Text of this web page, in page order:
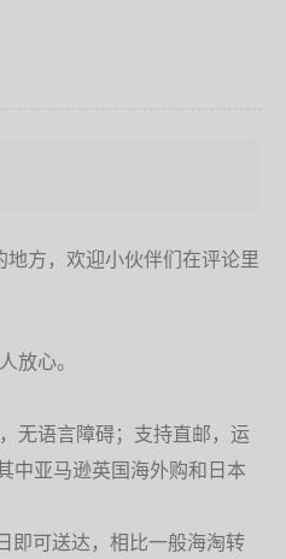
方，欢迎小伙伴们在评论里
放心。
无语言障碍；支持直邮，运
中亚马逊英国海外购和日本
即可送达，相比一般海淘转